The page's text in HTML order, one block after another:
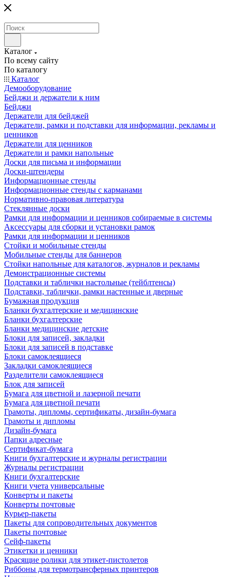
Каталог
По всему сайту
По каталогу
Каталог
Демооборудование
Бейджи и держатели к ним
Бейджи
Держатели для бейджей
Держатели, рамки и подставки для информации, рекламы и
ценников
Держатели для ценников
Держатели и рамки напольные
Доски для письма и информации
Доски-штендеры
Информационные стенды
Информационные стенды с карманами
Нормативно-правовая литература
Стеклянные доски
Рамки для информации и ценников собираемые в системы
Аксессуары для сборки и установки рамок
Рамки для информации и ценников
Стойки и мобильные стенды
Мобильные стенды для баннеров
Стойки напольные для каталогов, журналов и рекламы
Демонстрационные системы
Подставки и таблички настольные (тейблтенсы)
Подставки, таблички, рамки настенные и дверные
Бумажная продукция
Бланки бухгалтерские и медицинские
Бланки бухгалтерские
Бланки медицинские детские
Блоки для записей, закладки
Блоки для записей в подставке
Блоки самоклеящиеся
Закладки самоклеящиеся
Разделители самоклеящиеся
Блок для записей
Бумага для цветной и лазерной печати
Бумага для цветной печати
Грамоты, дипломы, сертификаты, дизайн-бумага
Грамоты и дипломы
Дизайн-бумага
Папки адресные
Сертификат-бумага
Книги бухгалтерские и журналы регистрации
Журналы регистрации
Книги бухгалтерские
Книги учета универсальные
Конверты и пакеты
Конверты почтовые
Курьер-пакеты
Пакеты для сопроводительных документов
Пакеты почтовые
Сейф-пакеты
Этикетки и ценники
Красящие ролики для этикет-пистолетов
Риббоны для термотрансферных принтеров